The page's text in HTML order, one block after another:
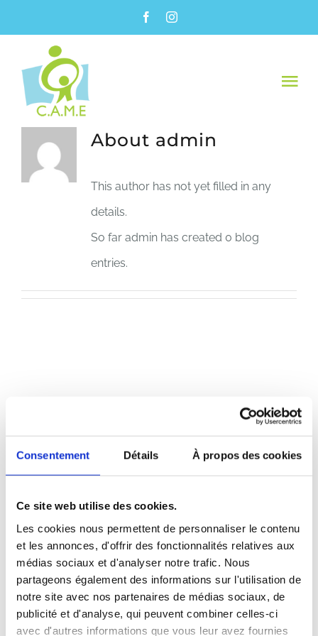
Consentement Détails À propos des cookies
Ce site web utilise des cookies.
Les cookies nous permettent de personnaliser le contenu
et les annonces, d'offrir des fonctionnalités relatives aux
médias sociaux et d'analyser notre trafic. Nous
partageons également des informations sur l'utilisation de
notre site avec nos partenaires de médias sociaux, de
publicité et d'analyse, qui peuvent combiner celles-ci
avec d'autres informations que vous leur avez fournies
to
content
SERVICES
About admin
This author has not yet filled in any
details.
So far admin has created 0 blog
entries.
Centre communautaire de
Saint-Bruno-de-Montarville
53, ch. de la Rabastalière Est